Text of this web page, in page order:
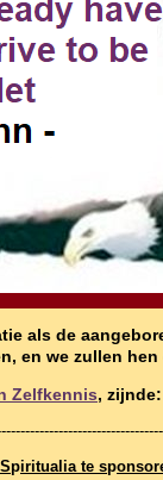
als de
en we zullen
Zelfkennis,
piritualia te sp